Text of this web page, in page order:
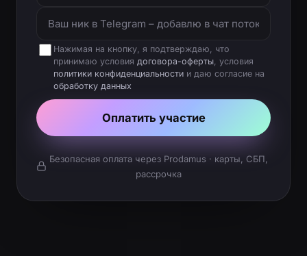
Нажимая на кнопку, я подтверждаю, что
принимаю условия договора-оферты , условия
политики конфиденциальности и даю согласие на
обработку данных
Оплатить участие
Безопасная оплата через Prodamus · карты, СБП,
рассрочка